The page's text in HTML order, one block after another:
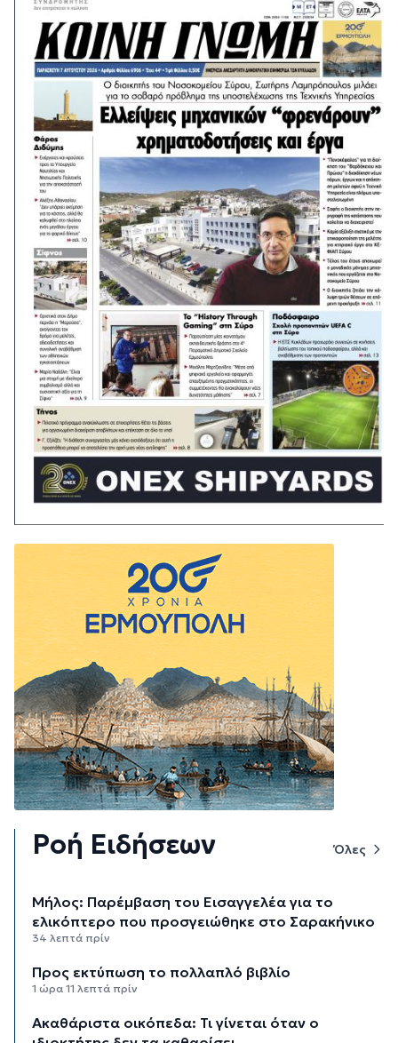
Ροή Ειδήσεων Όλες
Μήλος: Παρέμβαση του Εισαγγελέα για το
ελικόπτερο που προσγειώθηκε στο Σαρακήνικο
34 λεπτά πρίν
Προς εκτύπωση το πολλαπλό βιβλίο
1 ώρα 11 λεπτά πρίν
Ακαθάριστα οικόπεδα: Τι γίνεται όταν ο